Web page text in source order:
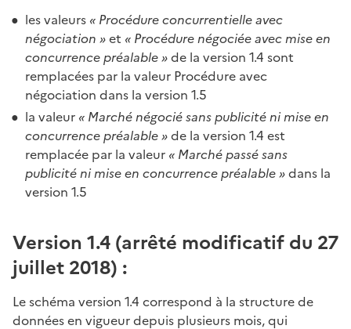
les valeurs « Procédure concurrentielle avec
négociation »et « Procédure négociée avec mise en
concurrence préalable »de la version 1.4 sont
remplacées par la valeur Procédure avec
négociation dans la version 1.5
la valeur « Marché négocié sans publicité ni mise en
concurrence préalable »de la version 1.4 est
remplacée par la valeur « Marché passé sans
publicité ni mise en concurrence préalable »dans la
version 1.5
Version 1.4 (arrêté modificatif du 27
juillet 2018) :
Le schéma version 1.4 correspond à la structure de
données en vigueur depuis plusieurs mois, qui